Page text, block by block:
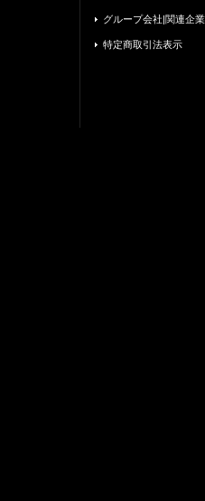
グループ会社|関連企業
特定商取引法表示